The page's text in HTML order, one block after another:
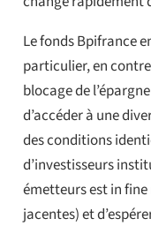
Le fonds Bpifrance
particulier, en
blocage de
d’accéder à une
des conditions
d’investisseurs
émetteurs est in
jacentes) et